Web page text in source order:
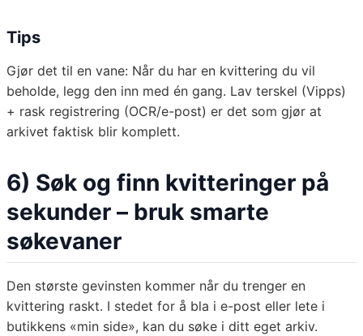
Tips
Gjør det til en vane: Når du har en kvittering du vil
beholde, legg den inn med én gang. Lav terskel (Vipps)
+ rask registrering (OCR/e-post) er det som gjør at
arkivet faktisk blir komplett.
6) Søk og finn kvitteringer på
sekunder – bruk smarte
søkevaner
Den største gevinsten kommer når du trenger en
kvittering raskt. I stedet for å bla i e-post eller lete i
butikkens «min side», kan du søke i ditt eget arkiv.